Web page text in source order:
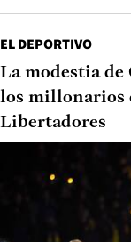
EL DEPORTIVO
La modestia
los millonarios
Libertadores